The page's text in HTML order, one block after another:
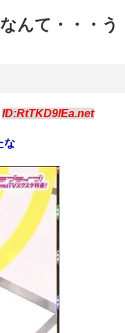
んて・・・う
ID:RtTKD9lEa.net
な